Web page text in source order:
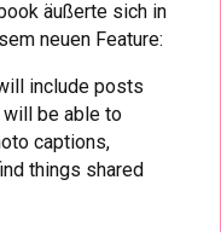
äußerte sich in
neuen Feature:
include posts
will be able to
captions,
things shared